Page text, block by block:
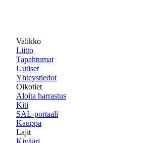
Valikko
Liitto
Tapahtumat
Uutiset
Yhteystiedot
Oikotiet
Aloita harrastus
Kiti
SAL-portaali
Kauppa
Lajit
Kivääri